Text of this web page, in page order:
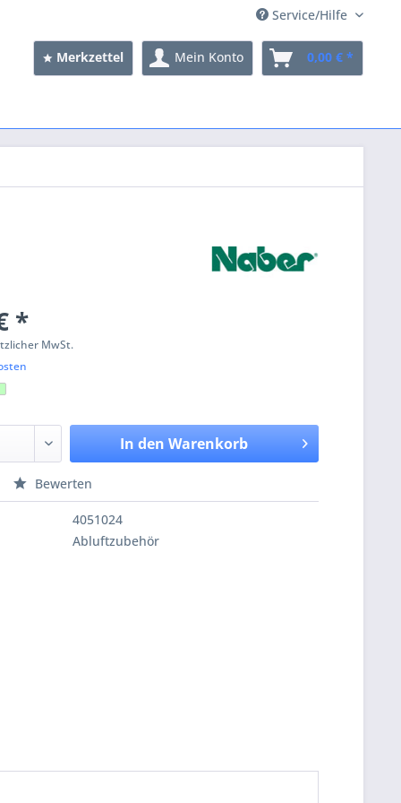
Service/Hilfe
Merkzettel Mein Konto 0,00 € *
*
MwSt.
In den Warenkorb
Bewerten
4051024
Abluftzubehör